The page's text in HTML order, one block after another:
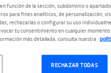
con detalle las
creador, desvelando
inesperadas.
función de la sección, subdominio o
para fines analíticos, de personalización,
rechazarlas o configurar su uso
tu consentimiento en cualquier momento
más detallada, consulta nuestra
RECHAZAR TODAS